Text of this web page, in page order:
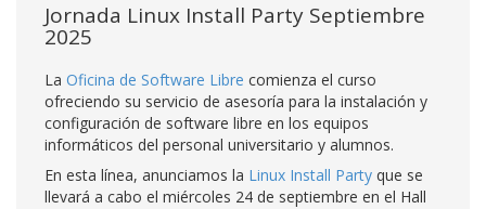
Jornada Linux Install Party Septiembre
2025
La Oficina de Software Libre comienza el curso
ofreciendo su servicio de asesoría para la instalación y
configuración de software libre en los equipos
informáticos del personal universitario y alumnos.
En esta línea, anunciamos la Linux Install Party que se
llevará a cabo el miércoles 24 de septiembre en el Hall